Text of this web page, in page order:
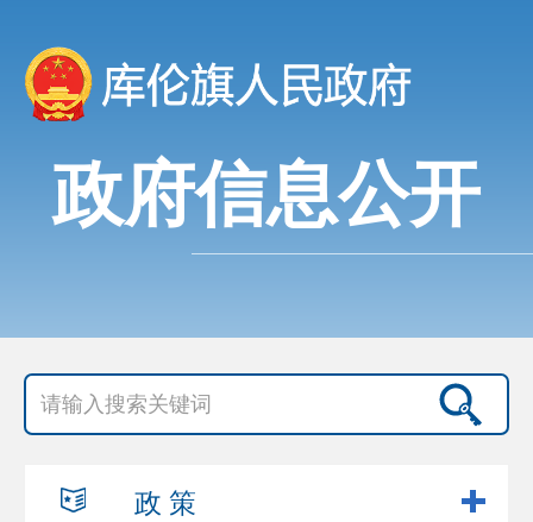
政府信息公开
政 策